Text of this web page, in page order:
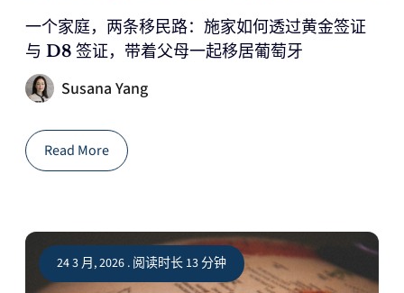
一个家庭，两条移民路：施家如何透过黄金签证
与 D8 签证，带着父母一起移居葡萄牙
Susana Yang
Read More
24 3 月, 2026 . 阅读时长 13 分钟